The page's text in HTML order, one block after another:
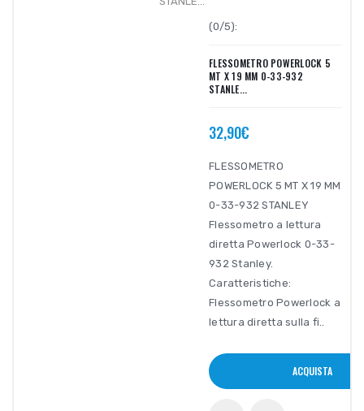
(0/5):
FLESSOMETRO POWERLOCK 5
MT X 19 MM 0-33-932
STANLE...
32,90€
FLESSOMETRO
POWERLOCK 5 MT X 19 MM
0-33-932 STANLEY
Flessometro a lettura
diretta Powerlock 0-33-
932 Stanley.
Caratteristiche:
Flessometro Powerlock a
lettura diretta sulla fi..
ACQUISTA